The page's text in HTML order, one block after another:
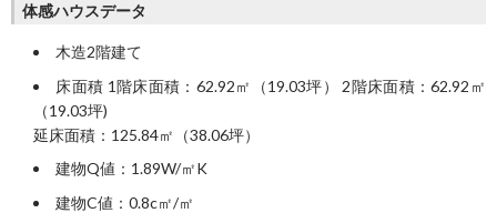
体感ハウスデータ
木造2階建て
床面積 1階床面積：62.92㎡（19.03坪） 2階床面積：62.92㎡
（19.03坪)
延床面積：125.84㎡（38.06坪）
建物Q値：1.89W/㎡K
建物C値：0.8c㎡/㎡